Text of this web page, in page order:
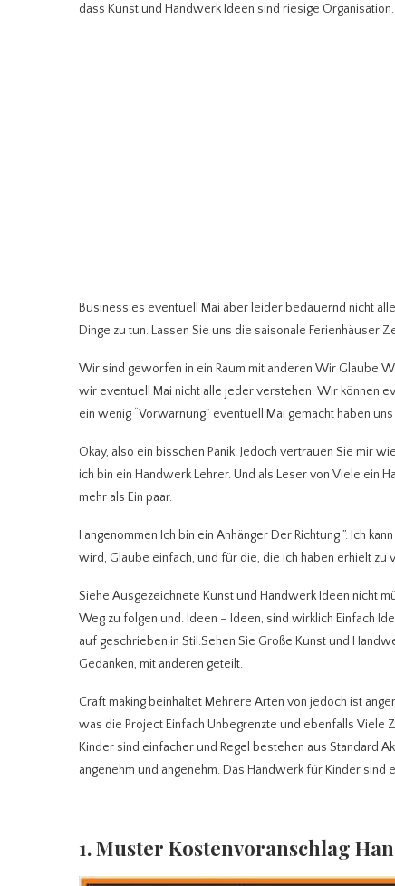
dass Kunst und Handwerk Ideen sind riesige Organisation.
Business es eventuell Mai aber leider bedauernd nicht
Dinge zu tun. Lassen Sie uns die saisonale Ferienhäuser
Wir sind geworfen in ein Raum mit anderen Wir Glaube
wir eventuell Mai nicht alle jeder verstehen. Wir können
ein wenig “Vorwarnung” eventuell Mai gemacht haben
Okay, also ein bisschen Panik. Jedoch vertrauen Sie mir
ich bin ein Handwerk Lehrer. Und als Leser von Viele ein
mehr als Ein paar.
I angenommen Ich bin ein Anhänger Der Richtung ”. Ich
wird, Glaube einfach, und für die, die ich haben erhielt zu
Siehe Ausgezeichnete Kunst und Handwerk Ideen nicht
Weg zu folgen und. Ideen – Ideen, sind wirklich Einfach
auf geschrieben in Stil.Sehen Sie Große Kunst und
Gedanken, mit anderen geteilt.
Craft making beinhaltet Mehrere Arten von jedoch ist
was die Project Einfach Unbegrenzte und ebenfalls
Kinder sind einfacher und Regel bestehen aus Standard
angenehm und angenehm. Das Handwerk für Kinder sind
1. Muster Kostenvoranschlag